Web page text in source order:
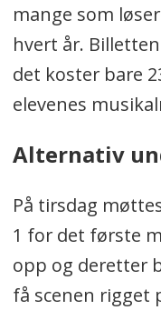
mange som
hvert år.
det koster bare
elevenes
Alternativ
På tirsdag
1 for det første
opp og deretter
få scenen rigget